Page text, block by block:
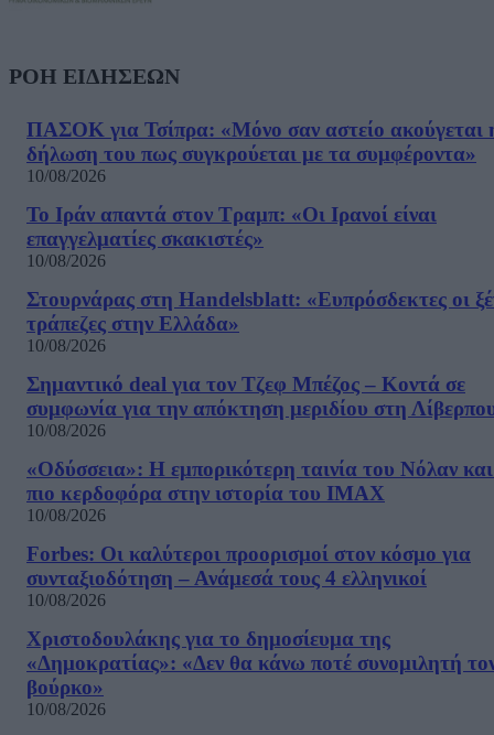
ΡΟΗ ΕΙΔΗΣΕΩΝ
ΠΑΣΟΚ για Τσίπρα: «Μόνο σαν αστείο ακούγεται
δήλωση του πως συγκρούεται με τα συμφέροντα»
10/08/2026
Το Ιράν απαντά στον Τραμπ: «Οι Ιρανοί είναι
επαγγελματίες σκακιστές»
10/08/2026
Στουρνάρας στη Handelsblatt: «Ευπρόσδεκτες οι
τράπεζες στην Ελλάδα»
10/08/2026
Σημαντικό deal για τον Τζεφ Μπέζος – Κοντά σε
συμφωνία για την απόκτηση μεριδίου στη
10/08/2026
«Οδύσσεια»: Η εμπορικότερη ταινία του Νόλαν
πιο κερδοφόρα στην ιστορία του IMAX
10/08/2026
Forbes: Οι καλύτεροι προορισμοί στον κόσμο για
συνταξιοδότηση – Ανάμεσά τους 4 ελληνικοί
10/08/2026
Χριστοδουλάκης για το δημοσίευμα της
«Δημοκρατίας»: «Δεν θα κάνω ποτέ συνομιλητή
βούρκο»
10/08/2026